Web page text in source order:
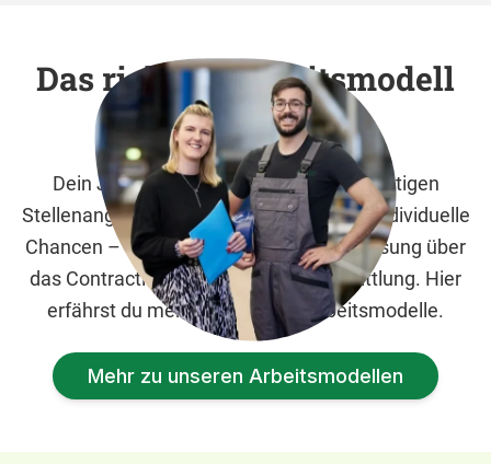
Das richtige Arbeitsmodell
für dich
Dein Job muss zu dir passen. Mit vielfältigen
Stellenangeboten bekommst du bei uns individuelle
Chancen – von der Arbeitnehmerüberlassung über
das Contracting bis hin zur Direktvermittlung. Hier
erfährst du mehr über unsere Arbeitsmodelle.
Mehr zu unseren Arbeitsmodellen